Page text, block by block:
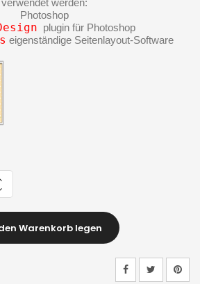
verwendet werden:
Photoshop
  plugin für Photoshop
eigenständige Seitenlayout-Software
Warenkorb legen